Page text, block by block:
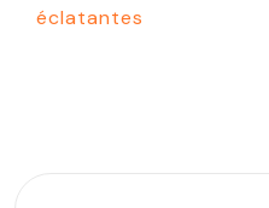
éclatantes